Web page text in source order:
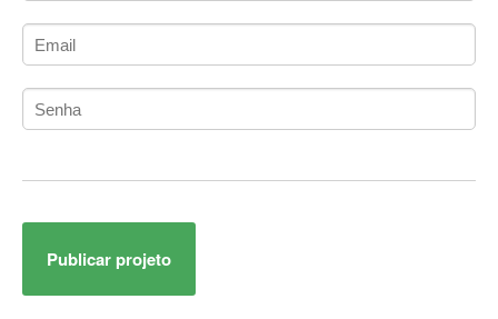
Administração Acadêmica
Administração de Artistas e Repertórios
Administração de Banco de Dados
Administração de Redes
Administrador de Sistemas
Adobe After Effects
Adobe AIR
Publicar projeto